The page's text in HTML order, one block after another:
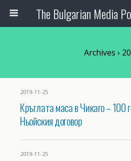
Archives ›
2019-11-25
Кръглата маса в Чикаго – 100
Ньойския договор
2019-11-25